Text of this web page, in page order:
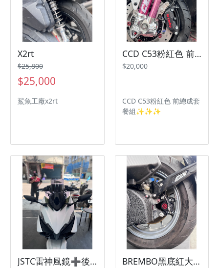
X2rt
$25,800
$25,000
鯊魚工廠x2rt
CCD C53粉紅色 前總成套餐組 三陽機車 SYM 曼巴 JETSL
$20,000
CCD C53粉紅色 前總成套
餐組✨✨✨
JSTC雷神風鏡➕後照鏡前移組 三陽機車 SYM DRG2代 JETSL BREMBO黑底紅大螃蟹➕HARE卡鉗座 三陽機車 SYM